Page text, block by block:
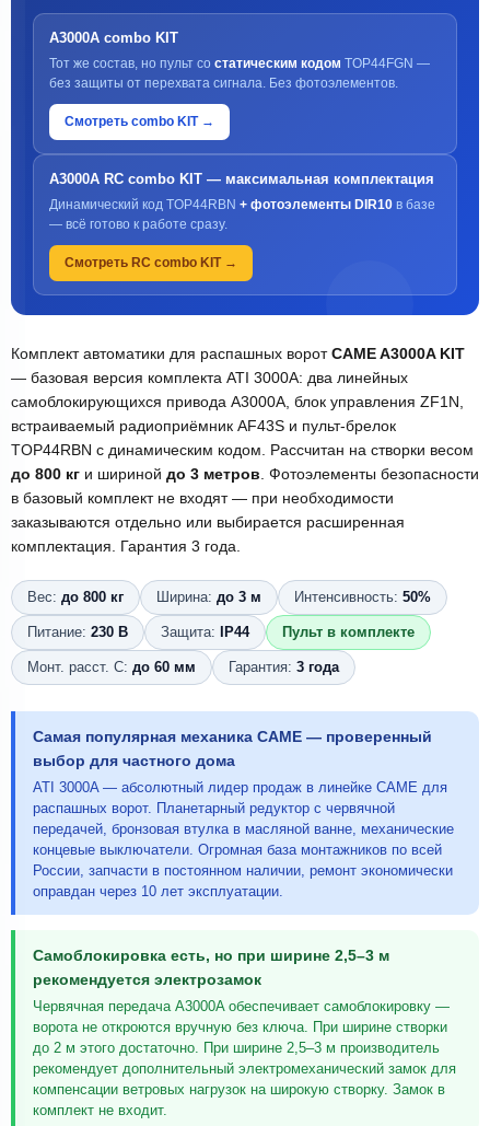
A3000A combo KIT
Тот же состав, но пульт со статическим кодом TOP44FGN —
без защиты от перехвата сигнала. Без фотоэлементов.
Смотреть combo KIT →
A3000A RC combo KIT — максимальная комплектация
Динамический код TOP44RBN + фотоэлементы DIR10 в базе
— всё готово к работе сразу.
Смотреть RC combo KIT →
Комплект автоматики для распашных воротCAME A3000A KIT
— базовая версия комплекта ATI 3000A: два линейных
самоблокирующихся привода A3000A, блок управления ZF1N,
встраиваемый радиоприёмник AF43S и пульт-брелок
TOP44RBN с динамическим кодом. Рассчитан на створки весом
до 800 кг и шириной до 3 метров . Фотоэлементы безопасности
в базовый комплект не входят — при необходимости
заказываются отдельно или выбирается расширенная
комплектация. Гарантия 3 года.
Вес: до 800 кг Ширина: до 3 м Интенсивность: 50%
Питание: 230 В Защита: IP44 Пульт в комплекте
Монт. расст. С: до 60 мм Гарантия: 3 года
Самая популярная механика CAME — проверенный
выбор для частного дома
ATI 3000A — абсолютный лидер продаж в линейке CAME для
распашных ворот. Планетарный редуктор с червячной
передачей, бронзовая втулка в масляной ванне, механические
концевые выключатели. Огромная база монтажников по всей
России, запчасти в постоянном наличии, ремонт экономически
оправдан через 10 лет эксплуатации.
Самоблокировка есть, но при ширине 2,5–3 м
рекомендуется электрозамок
Червячная передача A3000A обеспечивает самоблокировку —
ворота не откроются вручную без ключа. При ширине створки
до 2 м этого достаточно. При ширине 2,5–3 м производитель
рекомендует дополнительный электромеханический замок для
компенсации ветровых нагрузок на широкую створку. Замок в
комплект не входит.